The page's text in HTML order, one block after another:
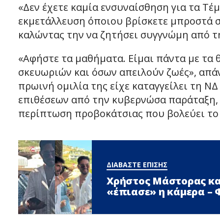
«Δεν έχετε καμία ενσυναίσθηση για τα
εκμετάλλευση όποιου βρίσκετε μπροστά
καλώντας την να ζητήσει συγγνώμη από
«Αφήστε τα μαθήματα. Είμαι πάντα με
σκευωριών και όσων απειλούν ζωές»,
πρωινή ομιλία της είχε καταγγείλει τη
επιθέσεων από την κυβερνώσα
περίπτωση προβοκάτσιας που βολεύει
ΔΙΑΒΑΣΤΕ ΕΠΙΣΗΣ
Χρήστος Μάστορας
«έπιασε» η κάμερα –